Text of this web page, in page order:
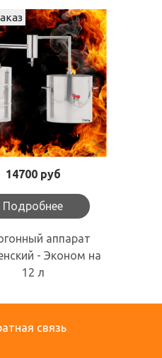
14700 руб
Подробнее
аппарат
- Эконом на
12 л
связь